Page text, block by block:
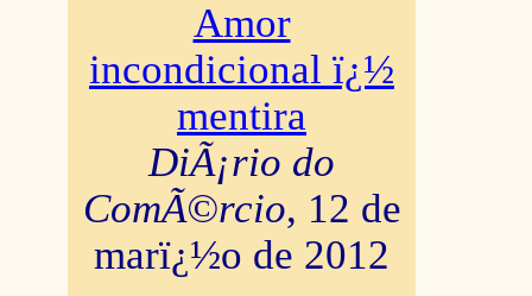
Amor
incondicional ï¿½
mentira
DiÃ¡rio do
ComÃ©rcio, 12 de
marï¿½o de 2012